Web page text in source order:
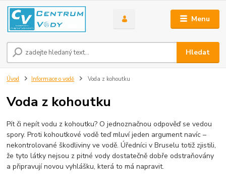
Menu
Hledat
Úvod Informace o vodě Voda z kohoutku
Voda z kohoutku
Pít či nepít vodu z kohoutku? O jednoznačnou odpověď se vedou
spory. Proti kohoutkové vodě teď mluví jeden argument navíc –
nekontrolované škodliviny ve vodě. Úředníci v Bruselu totiž zjistili,
že tyto látky nejsou z pitné vody dostatečně dobře odstraňovány
a připravují novou vyhlášku, která to má napravit.